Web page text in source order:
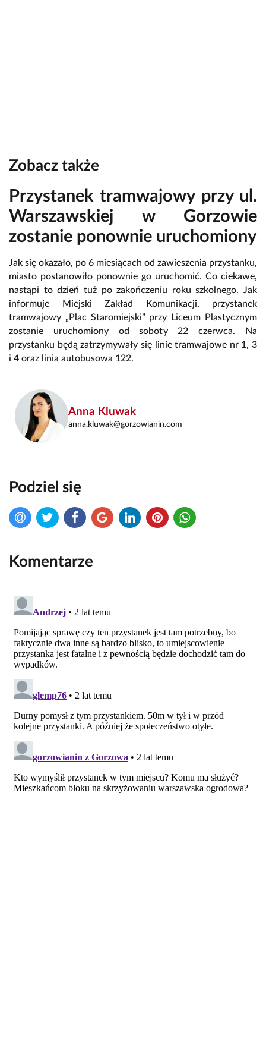
Zobacz także
Przystanek tramwajowy przy ul.
Warszawskiej w Gorzowie
zostanie ponownie uruchomiony
Jak się okazało, po 6 miesiącach od zawieszenia przystanku,
miasto postanowiło ponownie go uruchomić. Co ciekawe,
nastąpi to dzień tuż po zakończeniu roku szkolnego. Jak
informuje Miejski Zakład Komunikacji, przystanek
tramwajowy „Plac Staromiejski” przy Liceum Plastycznym
zostanie uruchomiony od soboty 22 czerwca. Na
przystanku będą zatrzymywały się linie tramwajowe nr 1, 3
i 4 oraz linia autobusowa 122.
Anna Kluwak
anna.kluwak@gorzowianin.com
Podziel się
Komentarze